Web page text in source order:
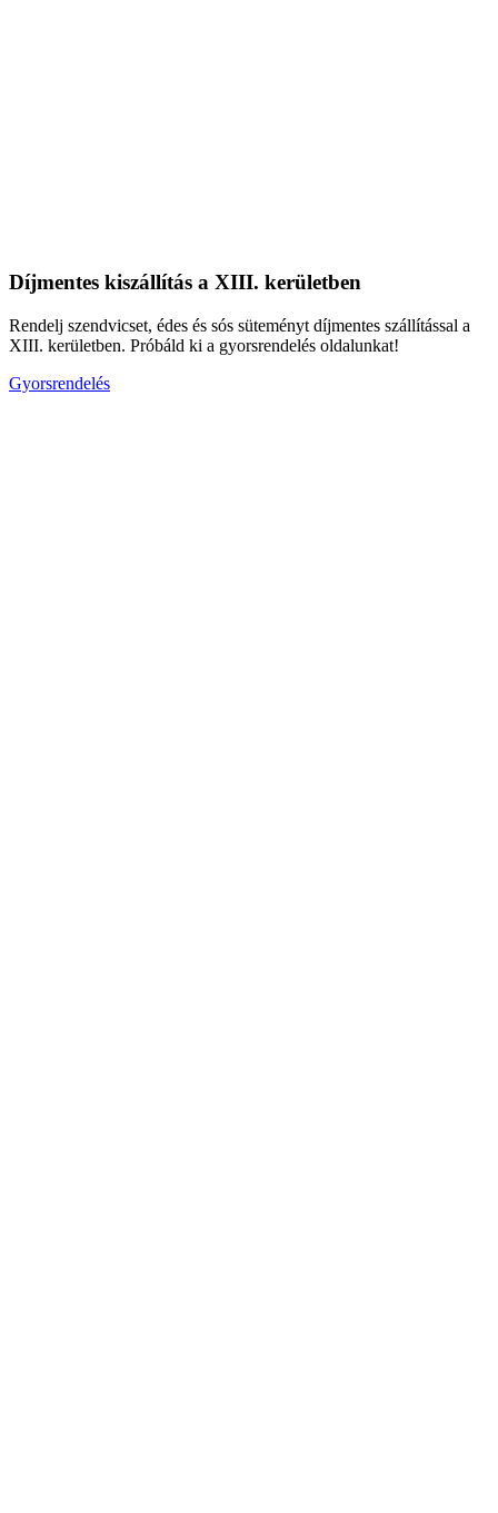
Díjmentes kiszállítás a XIII. kerületben
Rendelj szendvicset, édes és sós süteményt díjmentes szállítással a
XIII. kerületben. Próbáld ki a gyorsrendelés oldalunkat!
Gyorsrendelés